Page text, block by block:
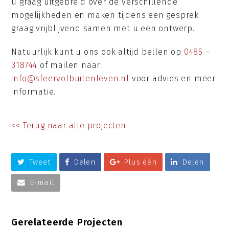
mogelijkheden en maken tijdens een gesprek
graag vrijblijvend samen met u een ontwerp.
Natuurlijk kunt u ons ook altijd bellen op 0485 –
318744 of mailen naar
info@sfeervolbuitenleven.nl voor advies en meer
informatie.
<< Terug naar alle projecten
Tweet Delen Plus één Delen
E-mail
Gerelateerde Projecten